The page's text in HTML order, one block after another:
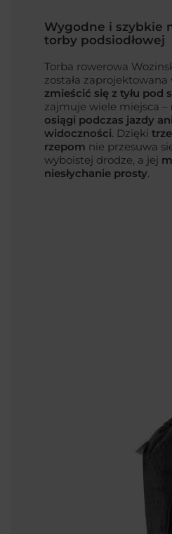
Wygodne i szybkie
torby podsiodłowej
Torba rowerowa
została
zmieścić się z tyłu pod
zajmuje wiele miejsca –
osiągi podczas jazdy
widoczności. Dzięki
rzepom nie przesuwa
wyboistej drodze, a jej
niesłychanie prosty.